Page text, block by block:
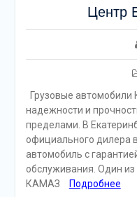
Центр
Грузовые
надежности и
пределами. В
официального дилера
автомобиль с
обслуживания. Один
КАМАЗ
Подробнее